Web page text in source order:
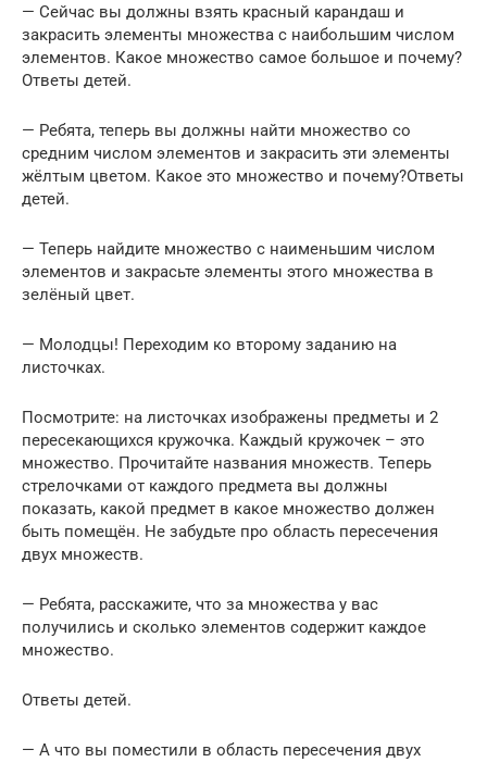
— Сейчас вы должны взять красный карандаш и
закрасить элементы множества с наибольшим числом
элементов. Какое множество самое большое и почему?
Ответы детей.
— Ребята, теперь вы должны найти множество со
средним числом элементов и закрасить эти элементы
жёлтым цветом. Какое это множество и почему?Ответы
детей.
— Теперь найдите множество с наименьшим числом
элементов и закрасьте элементы этого множества в
зелёный цвет.
— Молодцы! Переходим ко второму заданию на
листочках.
Посмотрите: на листочках изображены предметы и 2
пересекающихся кружочка. Каждый кружочек – это
множество. Прочитайте названия множеств. Теперь
стрелочками от каждого предмета вы должны
показать, какой предмет в какое множество должен
быть помещён. Не забудьте про область пересечения
двух множеств.
— Ребята, расскажите, что за множества у вас
получились и сколько элементов содержит каждое
множество.
Ответы детей.
— А что вы поместили в область пересечения двух